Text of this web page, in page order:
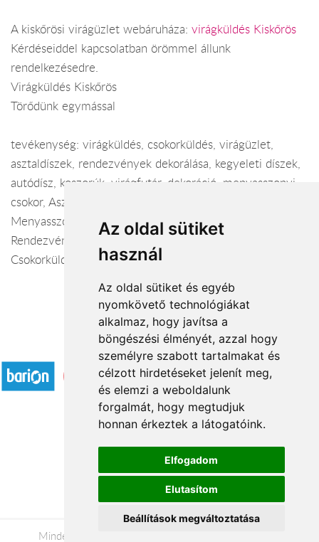
Az oldal sütiket
használ
Az oldal sütiket és egyéb
nyomkövető technológiákat
alkalmaz, hogy javítsa a
böngészési élményét, azzal hogy
személyre szabott tartalmakat és
célzott hirdetéseket jelenít meg,
és elemzi a weboldalunk
forgalmát, hogy megtudjuk
honnan érkeztek a látogatóink.
Elfogadom
Elutasítom
Beállítások megváltoztatása
A kiskőrösi virágüzlet webáruháza: virágküldés Kiskőrös
Kérdéseiddel kapcsolatban örömmel állunk
rendelkezésedre.
Virágküldés Kiskőrös
Törődünk egymással
tevékenység: virágküldés, csokorküldés, virágüzlet,
asztaldíszek, rendezvények dekorálása, kegyeleti díszek,
autódísz, koszorúk, virágfutár, dekoráció, menyasszonyi
csokor, Asztaldíszek, Dekoráció, Virágküldés,
Menyasszonyi csokor, Autódísz, Virágfutár,
Rendezvények Dekorálása, Kegyeleti Díszek, Koszorú,
Csokorküldés
Elfogadott fizetési módok
Á.SZ.F.
Impresszum
Adatkezelési tájékoztató
Minden jog fenntartva © 2026 |